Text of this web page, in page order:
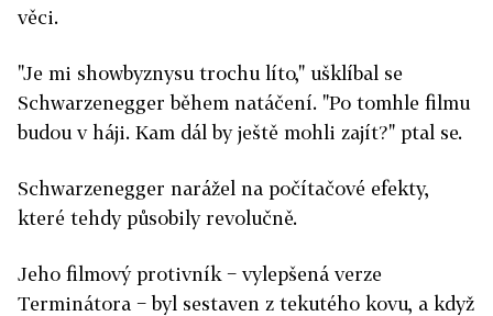
věci.
"Je mi showbyznysu trochu líto," ušklíbal se
Schwarzenegger během natáčení. "Po tomhle filmu
budou v háji. Kam dál by ještě mohli zajít?" ptal se.
Schwarzenegger narážel na počítačové efekty,
které tehdy působily revolučně.
Jeho filmový protivník − vylepšená verze
Terminátora − byl sestaven z tekutého kovu, a když